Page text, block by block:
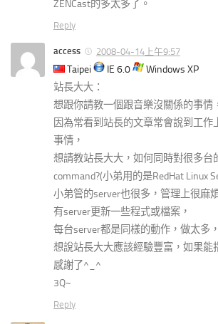
ZENCast的多太多了。
Reply
access 2008-04-14上午9:57
Taipei IE 6.0
Windows XP
站長大大：
想跟你請教一個跟音樂沒關係的事情
因為常看到站長的文章常會說到工作
事情，
想請教站長大大，如何同時對很多台
command?(小弟用的是RedHat Linux
小弟管的server也很多，管理上很麻
有server更新一些程式或檔案，
每台server都是同樣的動作，做太多
想說站長大大應該經驗豐富，如果能
感謝了^_^
3Q~
Reply